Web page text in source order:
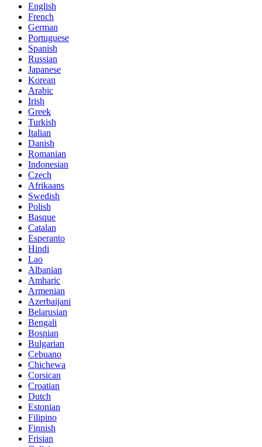
English
French
German
Portuguese
Spanish
Russian
Japanese
Korean
Arabic
Irish
Greek
Turkish
Italian
Danish
Romanian
Indonesian
Czech
Afrikaans
Swedish
Polish
Basque
Catalan
Esperanto
Hindi
Lao
Albanian
Amharic
Armenian
Azerbaijani
Belarusian
Bengali
Bosnian
Bulgarian
Cebuano
Chichewa
Corsican
Croatian
Dutch
Estonian
Filipino
Finnish
Frisian